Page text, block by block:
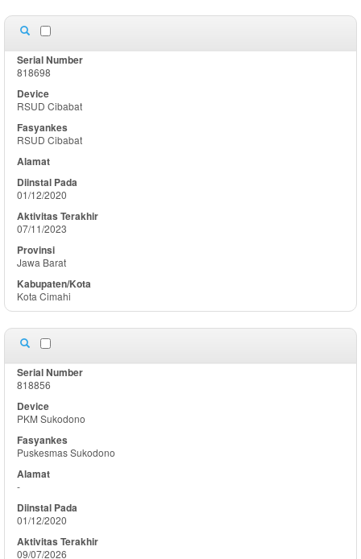
818698
RSUD Cibabat
RSUD Cibabat
01/12/2020
07/11/2023
Jawa Barat
Kota Cimahi
818856
PKM Sukodono
Puskesmas Sukodono
-
01/12/2020
09/07/2026